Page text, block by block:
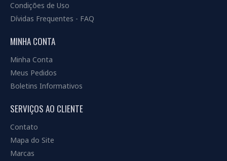
Condições de Uso
Dívidas Frequentes - FAQ
MINHA CONTA
Minha Conta
Meus Pedidos
Boletins Informativos
SERVIÇOS AO CLIENTE
Contato
Mapa do Site
Marcas